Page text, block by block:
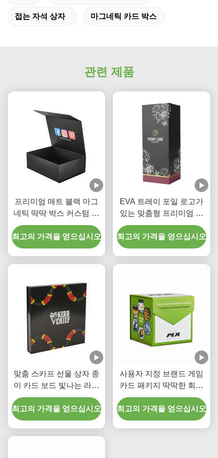
접는 자석 상자 마그네틱 카드 박스
관련 제품
프리미엄 매트 블랙 마그
네틱 딱딱 박스 커스텀 의
류 포장 박스
최고의 가격을 얻으십시오
EVA 트레이 포일 로고가
있는 맞춤형 프리미엄 브
랜디 선물 블랙 마그네틱
클로저 박스
최고의 가격을 얻으십시오
맞춤 스카프 선물 상자 종
이 카드 보드 빛나는 라미
네이션과 함께 검은 자석
상자
최고의 가격을 얻으십시오
사용자 지정 브랜드 게임
카드 패키지 딱딱한 회색
보드 녹색 자석 폐쇄 UV
로고
최고의 가격을 얻으십시오